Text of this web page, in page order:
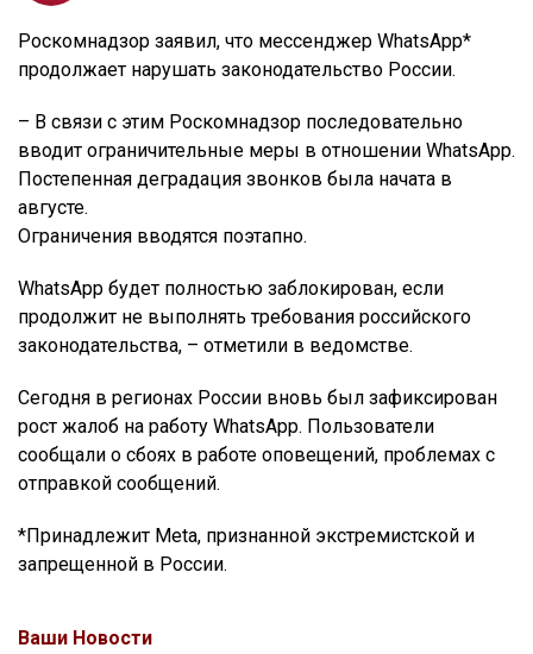
Роскомнадзор заявил, что мессенджер WhatsApp*
продолжает нарушать законодательство России.
– В связи с этим Роскомнадзор последовательно
вводит ограничительные меры в отношении WhatsApp.
Постепенная деградация звонков была начата в
августе.
Ограничения вводятся поэтапно.
WhatsApp будет полностью заблокирован, если
продолжит не выполнять требования российского
законодательства, – отметили в ведомстве.
Сегодня в регионах России вновь был зафиксирован
рост жалоб на работу WhatsApp. Пользователи
сообщали о сбоях в работе оповещений, проблемах с
отправкой сообщений.
*Принадлежит Meta, признанной экстремистской и
запрещенной в России.
Ваши Новости